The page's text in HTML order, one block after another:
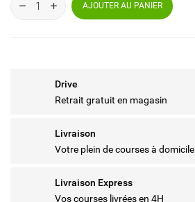
AJOUTER AU PANIER
Drive
Retrait gratuit en magasin
Livraison
Votre plein de courses à domicile
Livraison Express
Vos courses livrées en 4H